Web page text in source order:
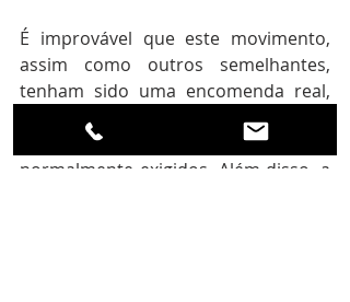
É improvável que este movimento,
assim como outros semelhantes,
tenham sido uma encomenda real,
uma vez que a qualidade de fabrico
não atende aos padrões
normalmente exigidos. Além disso, a